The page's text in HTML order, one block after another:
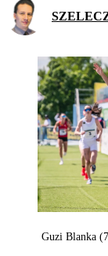
Guzi Blanka